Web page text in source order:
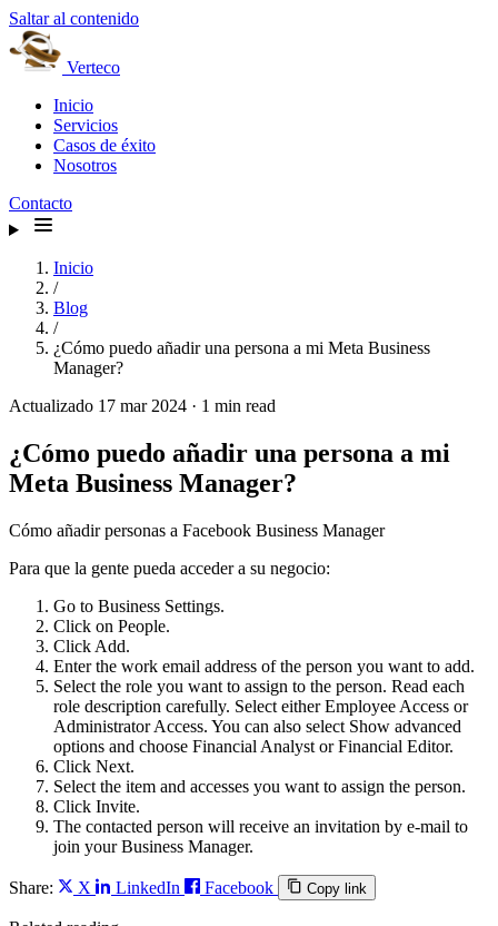
Saltar al contenido
Verteco
Inicio
Servicios
Casos de éxito
Nosotros
Contacto
Inicio
/
Blog
/
¿Cómo puedo añadir una persona a mi Meta Business
Manager?
Actualizado 17 mar 2024 · 1 min read
¿Cómo puedo añadir una persona a mi
Meta Business Manager?
Cómo añadir personas a Facebook Business Manager
Para que la gente pueda acceder a su negocio:
Go to Business Settings.
Click on People.
Click Add.
Enter the work email address of the person you want to add.
Select the role you want to assign to the person. Read each
role description carefully. Select either Employee Access or
Administrator Access. You can also select Show advanced
options and choose Financial Analyst or Financial Editor.
Click Next.
Select the item and accesses you want to assign the person.
Click Invite.
The contacted person will receive an invitation by e-mail to
join your Business Manager.
Share: X LinkedIn Facebook Copy link